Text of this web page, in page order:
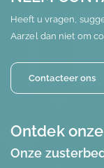
Heeft u vragen,
Aarzel dan niet om
Contacteer ons
Ontdek
Onze